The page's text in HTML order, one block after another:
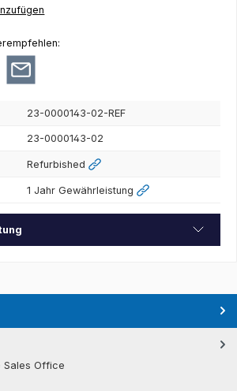
23-0000143-02-REF
23-0000143-02
Refurbished
1 Jahr Gewährleistung
Sales Office